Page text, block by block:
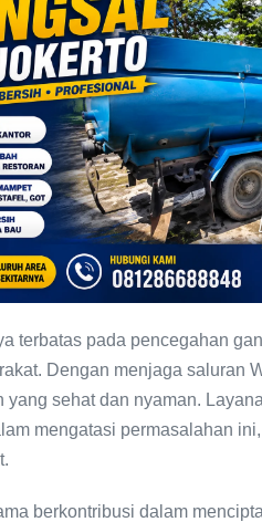
terbatas pada pencegahan
Dengan menjaga saluran
sehat dan nyaman.
mengatasi permasalahan
berkontribusi dalam